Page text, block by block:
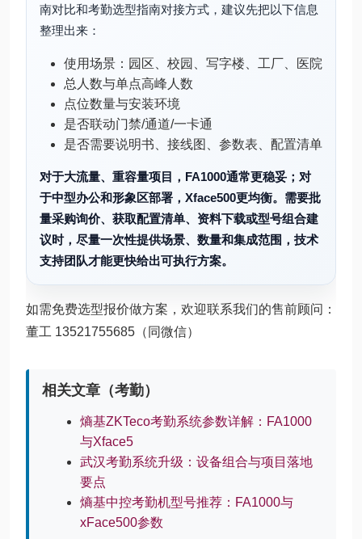
南对比和考勤选型指南对接方式，建议先把以下信息
整理出来：
使用场景：园区、校园、写字楼、工厂、医院
总人数与单点高峰人数
点位数量与安装环境
是否联动门禁/通道/一卡通
是否需要说明书、接线图、参数表、配置清单
对于大流量、重容量项目，FA1000通常更稳妥；对
于中型办公和形象区部署，Xface500更均衡。需要批
量采购询价、获取配置清单、资料下载或型号组合建
议时，尽量一次性提供场景、数量和集成范围，技术
支持团队才能更快给出可执行方案。
如需免费选型报价做方案，欢迎联系我们的售前顾问：
董工 13521755685（同微信）
相关文章（考勤）
熵基ZKTeco考勤系统参数详解：FA1000
与Xface5
武汉考勤系统升级：设备组合与项目落地
要点
熵基中控考勤机型号推荐：FA1000与
xFace500参数